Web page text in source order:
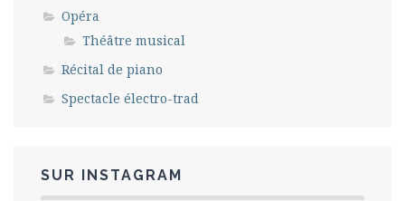
Opéra
Théâtre musical
Récital de piano
Spectacle électro-trad
SUR INSTAGRAM